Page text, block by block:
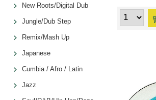
New Roots/Digital Dub
Jungle/Dub Step
Remix/Mash Up
Japanese
Cumbia / Afro / Latin
Jazz